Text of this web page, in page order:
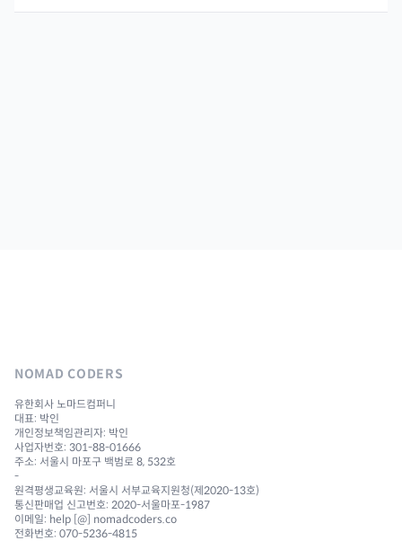
NOMAD CODERS
유한회사 노마드컴퍼니
대표: 박인
개인정보책임관리자: 박인
사업자번호: 301-88-01666
주소: 서울시 마포구 백범로 8, 532호
-
원격평생교육원: 서울시 서부교육지원청(제2020-13호)
통신판매업 신고번호: 2020-서울마포-1987
이메일: help [@] nomadcoders.co
전화번호: 070-5236-4815